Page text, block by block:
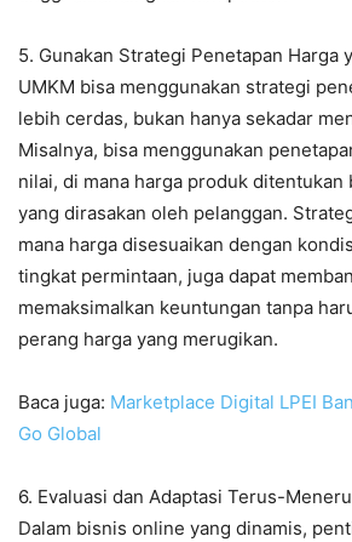
5. Gunakan Strategi Penetapan Harga
UMKM bisa menggunakan strategi
lebih cerdas, bukan hanya sekadar
Misalnya, bisa menggunakan
nilai, di mana harga produk ditentukan
yang dirasakan oleh pelanggan.
mana harga disesuaikan dengan
tingkat permintaan, juga dapat
memaksimalkan keuntungan tanpa
perang harga yang merugikan.
Baca juga: Marketplace Digital LPEI
Go Global
6. Evaluasi dan Adaptasi Terus-
Dalam bisnis online yang dinamis,